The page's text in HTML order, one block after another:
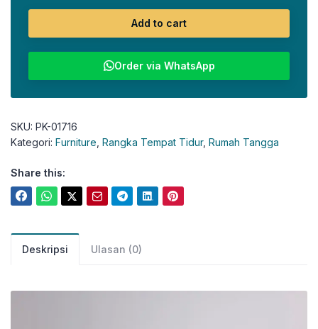
Add to cart
Order via WhatsApp
SKU: PK-01716
Kategori: Furniture Rangka Tempat Tidur, Rumah Tangga
Share this:
Deskripsi Ulasan (0)